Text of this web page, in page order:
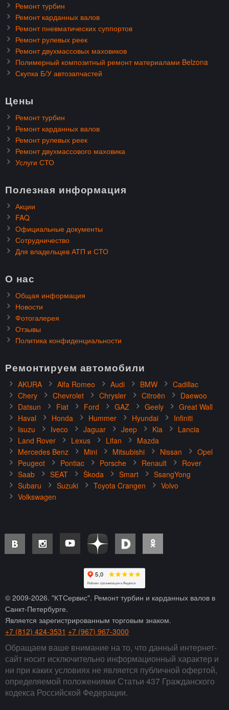
Ремонт турбин
Ремонт карданных валов
Ремонт пневматических суппортов
Ремонт рулевых реек
Ремонт двухмассовых маховиков
Полимерный композитный ремонт материалами Belzona
Скупка Б/У автозапчастей
Цены
Ремонт турбин
Ремонт карданных валов
Ремонт рулевых реек
Ремонт двухмассового маховика
Услуги СТО
Полезная информация
Акции
FAQ
Официальные документы
Сотрудничество
Для владельцев АТП и СТО
О нас
Общая информация
Новости
Фотогалерея
Отзывы
Политика конфиденциальности
Ремонтируем автомобили
AKURA Alfa Romeo Audi BMW
Cadillac
Chery
Chevrolet Chrysler Citroën
Daewoo
Datsun
Fiat Ford GAZ Geely
Great Wall
Haval
Honda Hummer Hyundai
Infiniti
Isuzu
Iveco Jaguar Jeep Kia
Lancia
Land Rover
Lexus Lifan
Mazda
Mercedes Benz
Mini Mitsubishi Nissan
Opel
Peugeot
Pontiac Porsche Renault
Rover
Saab
SEAT Škoda Smart
SsangYong
Subaru
Suzuki Toyota Crangen
Volvo
Volkswagen
© 2009-2026. "КТСервис". Ремонт турбин и карданных валов в
Санкт-Петербурге.
Является зарегистрированным торговым знаком.
+7 (812) 424-3531 +7 (967) 967-3000
Обращаем ваше внимание на то, что данный интернет-
сайт носит исключительно информационный характер и
ни при каких условиях не является публичной офертой,
определяемой положениями Статьи 437 Гражданского
кодекса Российской Федерации.